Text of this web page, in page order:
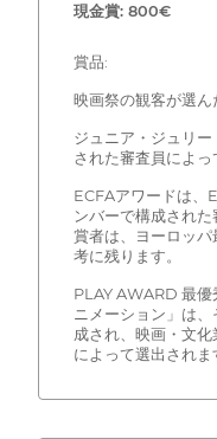
現金賞: 800€
賞品:
映画祭の観客が選
ジュニア・ジュリ
された審査員によっ
ECFAアワードは、
ンバーで構成され
賞者は、ヨーロッ
考に残ります。
PLAY AWARD 最優
ニメーション」は
成され、映画・文
によって選出されま